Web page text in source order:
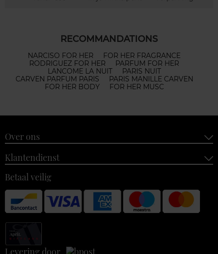
RECOMMANDATIONS
NARCISO FOR HER
FOR HER FRAGRANCE
RODRIGUEZ FOR HER
PARFUM FOR HER
LANCOME LA NUIT
PARIS NUIT
CARVEN PARFUM PARIS
PARIS MANILLE CARVEN
FOR HER BODY
FOR HER MUSC
Over ons
Klantendienst
Betaal veilig